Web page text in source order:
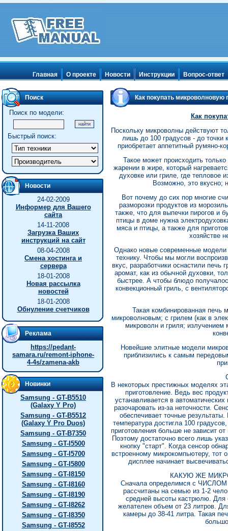
Главная О проекте Новости Инструкции Вопрос-ответ
Поиск
Поиск по модели:
Быстрый поиск:
Новости
24-02-2009
Информер для Вашего
сайта
14-11-2008
Загрузка Ваших
инструкций на сайт
08-04-2008
Смена хостинга и
сервера
18-01-2008
Новая рассылка
новостей
18-01-2008
Обнуление счетчиков
Реклама
https://pedant-
samara.ru/remont-iphone-
4-4s/zamena-akb
Новинки
Samsung - GT-B5510
(Galaxy Y Pro)
Samsung - GT-B5512
(Galaxy Y Pro Duos)
Samsung - GT-B7350
Samsung - GT-I5500
Samsung - GT-I5700
Samsung - GT-I5800
Samsung - GT-I8150
Samsung - GT-I8160
Samsung - GT-I8190
Samsung - GT-I8262
Samsung - GT-I8350
Samsung - GT-I8552
Как покупать микроволновую
Как
Поскольку микроволны действуют
лишь до 100 градусов - до точки
приобретает аппетитный румяно-
Такое может происходить
жарении в жире, который
духовке или гриле, где тепловое
Возможно, это вкусно;
Вот почему до сих пор многие
разморозки продуктов из
также, что для выпечки пирогов и
птицы в доме нужна
мяса и птицы, а также для
хозяйстве
Однако новые современные
технику. Чтобы мы могли
вкус, разработчики оснастили
аромат, как из обычной духовки,
быстрее. А чтобы блюдо
конвекционный гриль, с
Такая комбинированная печь
микроволновым; с грилем (как в
микроволн и гриля; излучением
Новейшие элитные модели
приблизились к самым
В некоторых престижных моделях
приготовление. Ведь вес
устанавливается в
разочаровать из-за неточности.
обеспечивает точные
температура достигла 100
приготовления больше не зависит
Поэтому достаточно всего лишь
кнопку "старт". Когда сенсор
встроенному микрокомпьютеру, тот
дисплее начинает
КАКУЮ ЖЕ
Сначала определимся с
рассчитаны на семью из 1-2
средней высоты кастрюлю. Для
желателен объем от 23 литров.
камеры до 38-41 литра. Такая